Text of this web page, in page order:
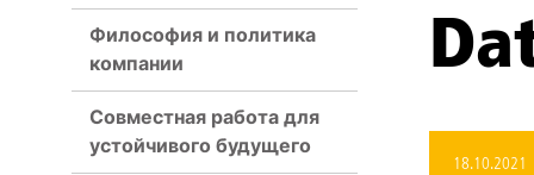
18.10.2021
Философия и политика
компании
Совместная работа для
устойчивого будущего